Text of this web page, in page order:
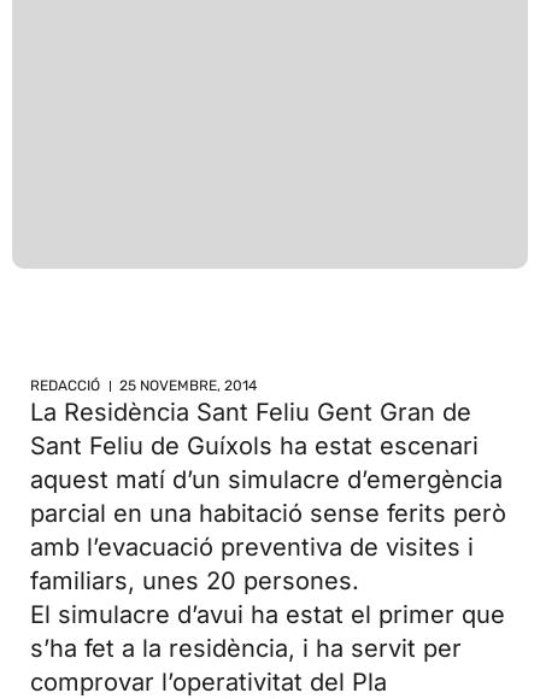
REDACCIÓ 25 NOVEMBRE, 2014
La Residència Sant Feliu Gent Gran de
Sant Feliu de Guíxols ha estat escenari
aquest matí d’un simulacre d’emergència
parcial en una habitació sense ferits però
amb l’evacuació preventiva de visites i
familiars, unes 20 persones.
El simulacre d’avui ha estat el primer que
s’ha fet a la residència, i ha servit per
comprovar l’operativitat del Pla